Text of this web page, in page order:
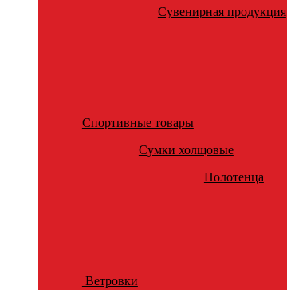
Сувенирная продукция
Спортивные товары
Сумки холщовые
Полотенца
Ветровки